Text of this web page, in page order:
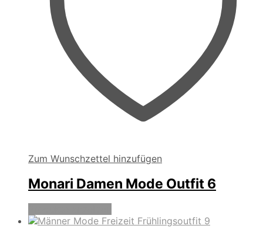
Zum Wunschzettel hinzufügen
Monari Damen Mode Outfit 6